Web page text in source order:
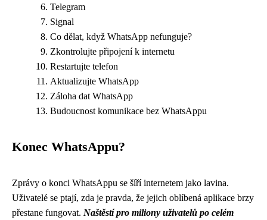
Telegram
Signal
Co dělat, když WhatsApp nefunguje?
Zkontrolujte připojení k internetu
Restartujte telefon
Aktualizujte WhatsApp
Záloha dat WhatsApp
Budoucnost komunikace bez WhatsAppu
Konec WhatsAppu?
Zprávy o konci WhatsAppu se šíří internetem jako lavina.
Uživatelé se ptají, zda je pravda, že jejich oblíbená aplikace brzy
přestane fungovat. Naštěstí pro miliony uživatelů po celém